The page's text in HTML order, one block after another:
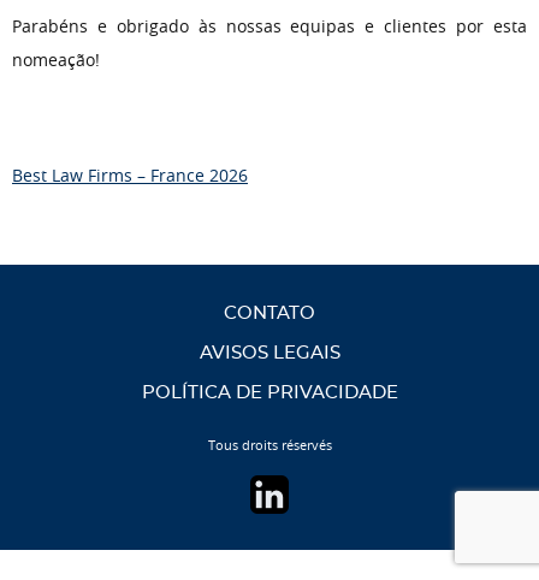
Parabéns e obrigado às nossas equipas e clientes por esta
nomeação!
Best Law Firms – France 2026
CONTATO
AVISOS LEGAIS
POLÍTICA DE PRIVACIDADE
Tous droits réservés